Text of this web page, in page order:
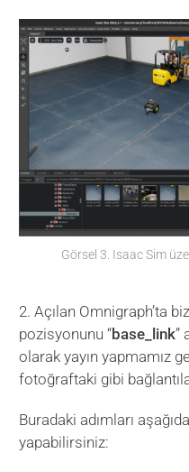
Görsel 3. Isaac Sim
2. Açılan Omnigraph’ta
pozisyonunu “base_link”
olarak yayın yapmamız
fotoğraftaki gibi
Buradaki adımları
yapabilirsiniz: